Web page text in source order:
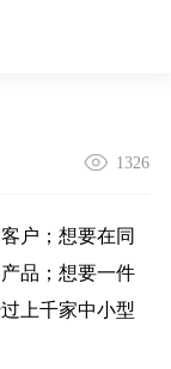
1326
户；想要在同
品；想要一件
上千家中小型